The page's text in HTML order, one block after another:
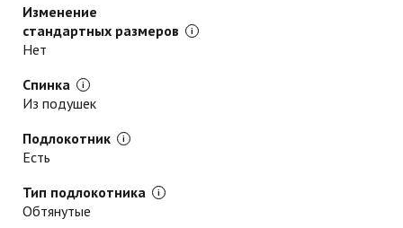
Изменение
стандартных размеров
Нет
Спинка
Из подушек
Подлокотник
Есть
Тип подлокотника
Обтянутые